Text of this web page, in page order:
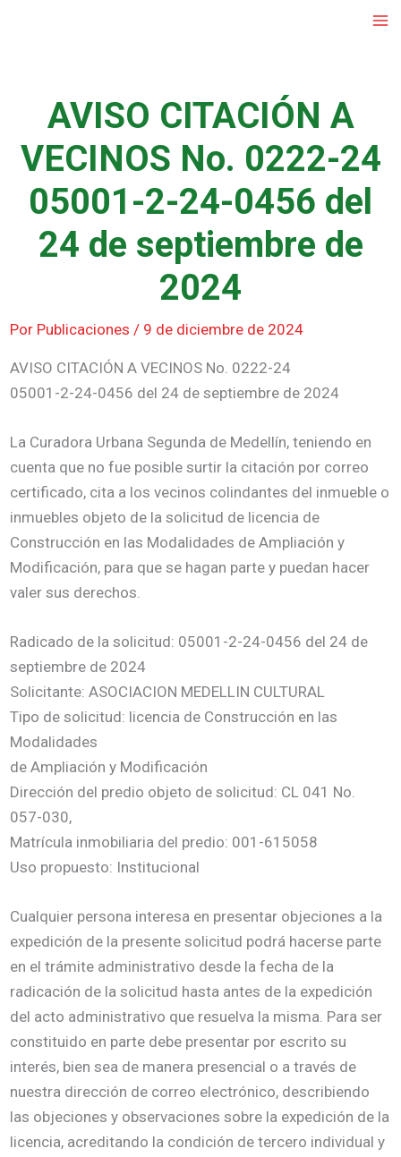
AVISO CITACIÓN A
VECINOS No. 0222-24
05001-2-24-0456 del
24 de septiembre de
2024
Por Publicaciones / 9 de diciembre de 2024
AVISO CITACIÓN A VECINOS No. 0222-24
05001-2-24-0456 del 24 de septiembre de 2024
La Curadora Urbana Segunda de Medellín, teniendo en
cuenta que no fue posible surtir la citación por correo
certificado, cita a los vecinos colindantes del inmueble o
inmuebles objeto de la solicitud de licencia de
Construcción en las Modalidades de Ampliación y
Modificación, para que se hagan parte y puedan hacer
valer sus derechos.
Radicado de la solicitud: 05001-2-24-0456 del 24 de
septiembre de 2024
Solicitante: ASOCIACION MEDELLIN CULTURAL
Tipo de solicitud: licencia de Construcción en las
Modalidades
de Ampliación y Modificación
Dirección del predio objeto de solicitud: CL 041 No.
057-030,
Matrícula inmobiliaria del predio: 001-615058
Uso propuesto: Institucional
Cualquier persona interesa en presentar objeciones a la
expedición de la presente solicitud podrá hacerse parte
en el trámite administrativo desde la fecha de la
radicación de la solicitud hasta antes de la expedición
del acto administrativo que resuelva la misma. Para ser
constituido en parte debe presentar por escrito su
interés, bien sea de manera presencial o a través de
nuestra dirección de correo electrónico, describiendo
las objeciones y observaciones sobre la expedición de la
licencia, acreditando la condición de tercero individual y